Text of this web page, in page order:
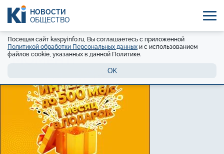
НОВОСТИ
ОБЩЕСТВО
Посещая сайт kaspyinfo.ru, Вы соглашаетесь с приложенной
Политикой обработки Персональных данных и с использованием
файлов cookie, указанных в данной Политике.
OK